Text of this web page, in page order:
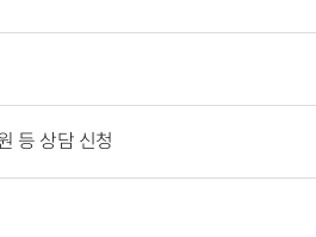
등 상담 신청